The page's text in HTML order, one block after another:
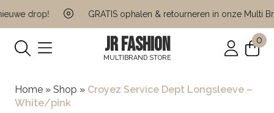
drop! GRATIS ophalen & retourneren in onze Multi
JR FASHION
MULTIBRAND STORE
0
Home » Shop » Croyez Service Dept Longsleeve –
White/pink